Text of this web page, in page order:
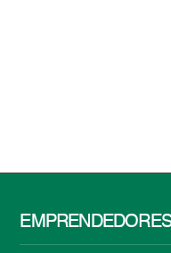
EMPRENDEDORES